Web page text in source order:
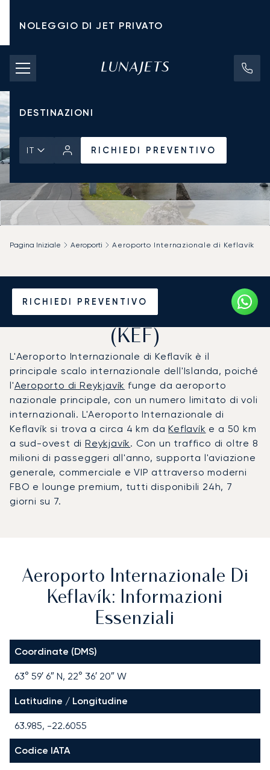
NOLEGGIO DI JET PRIVATO
TARIFFE DI NOLEGGIO
JET PRIVATI
DESTINAZIONI
IT RICHIEDI PREVENTIVO
RICHIEDI PREVENTIVO
Pagina Iniziale Aeroporti Aeroporto Internazionale di Keflavík
Noleggio jet privato per
l'Aeroporto di Keflavík
(KEF)
L'Aeroporto Internazionale di Keflavík è il
principale scalo internazionale dell'Islanda, poiché
l'Aeroporto di Reykjavík funge da aeroporto
nazionale principale, con un numero limitato di voli
internazionali. L'Aeroporto Internazionale di
Keflavík si trova a circa 4 km daKeflavík e a 50 km
a sud-ovest diReykjavík. Con un traffico di oltre 8
milioni di passeggeri all'anno, supporta l'aviazione
generale, commerciale e VIP attraverso moderni
FBO e lounge premium, tutti disponibili 24h, 7
giorni su 7.
Aeroporto Internazionale Di
Keflavík: Informazioni
Essenziali
Coordinate (DMS)
63° 59′ 6″ N, 22° 36′ 20″ W
Latitudine / Longitudine
63.985, -22.6055
Codice IATA